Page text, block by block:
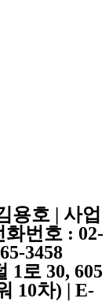
용호 | 사업
화번호 : 02-
3458
1로 30, 605
10차) | E-